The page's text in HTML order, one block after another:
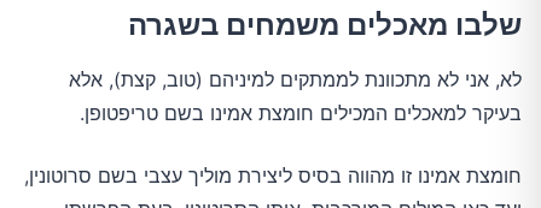
שלבו מאכלים משמחים בשגרה
לא, אני לא מתכוונת לממתקים למיניהם (טוב, קצת), אלא
בעיקר למאכלים המכילים חומצת אמינו בשם טריפטופן.
חומצת אמינו זו מהווה בסיס ליצירת מוליך עצבי בשם סרוטונין,